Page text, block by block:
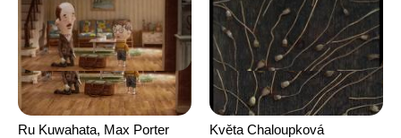
Ru Kuwahata, Max Porter
Květa Chaloupková